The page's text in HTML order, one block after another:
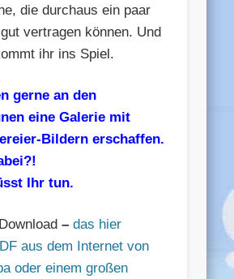
die durchaus ein paar
vertragen können. Und
ihr ins Spiel.
gerne an den
eine Galerie mit
Bildern erschaffen.
Ihr tun.
Download–das hier
aus dem Internet von
oder einem großen